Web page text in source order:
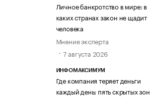
Личное банкротство в мире: в
каких странах закон не щадит
человека
Мнение эксперта
7 августа 2026
ИНФОМАКСИМУМ
Где компания теряет деньги
каждый день: пять скрытых зон